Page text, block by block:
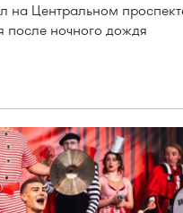
на Центральном
после ночного дождя